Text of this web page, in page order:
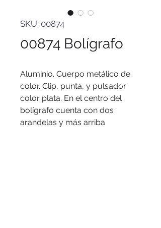
SKU: 00874
00874 Bolígrafo
Aluminio. Cuerpo metálico de
color. Clip, punta, y pulsador
color plata. En el centro del
bolígrafo cuenta con dos
arandelas y más arriba